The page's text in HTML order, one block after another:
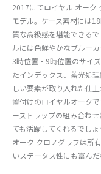
2017にてロイヤル オーク
モデル。ケース素材には
質な高級感を堪能できる
ルには色鮮やかなブルー
3時位置・9時位置のサイ
たインデックス、蓄光処
しい要素が取り入れた仕
置付けのロイヤルオーク
ーストラップの組み合わ
ても活躍してくれるでし
オーク クロノグラフは所
いステータス性にも富んだ